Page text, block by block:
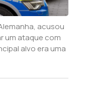
acusou
um ataque com
alvo era uma